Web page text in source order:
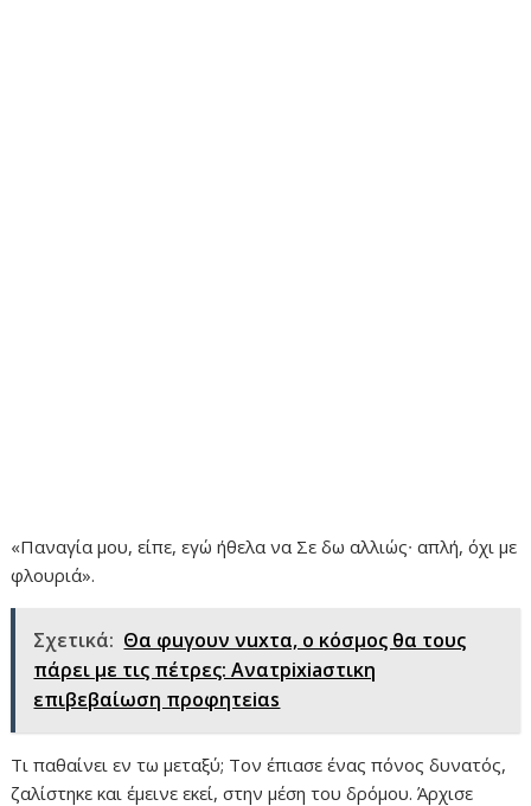
«Παναγία μου, είπε, εγώ ήθελα να Σε δω αλλιώς∙ απλή, όχι με
φλουριά».
Σχετικά: Θα φuγουν νuxτα, ο κόσμος θα τους
πάρει με τις πέτρες: Ανατpixiaστικη
επιβεβαίωση προφητεiαs
Τι παθαίνει εν τω μεταξύ; Τον έπιασε ένας πόνος δυνατός,
ζαλίστηκε και έμεινε εκεί, στην μέση του δρόμου. Άρχισε